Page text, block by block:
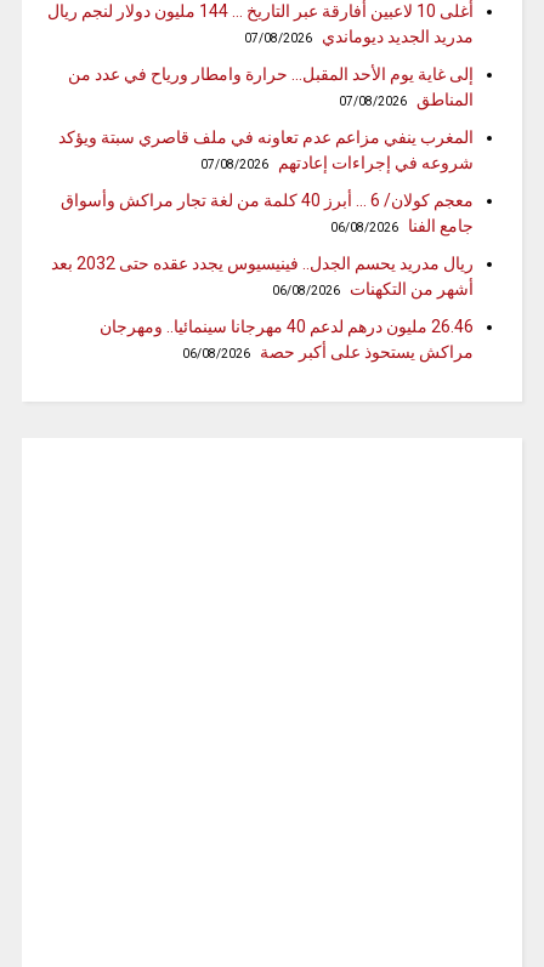
أغلى 10 لاعبين أفارقة عبر التاريخ … 144 مليون دولار لنجم ريال
مدريد الجديد ديوماندي
07/08/2026
إلى غاية يوم الأحد المقبل… حرارة وامطار ورياح في عدد من
المناطق
07/08/2026
المغرب ينفي مزاعم عدم تعاونه في ملف قاصري سبتة ويؤكد
شروعه في إجراءات إعادتهم
07/08/2026
معجم كولان/ 6 … أبرز 40 كلمة من لغة تجار مراكش وأسواق
جامع الفنا
06/08/2026
ريال مدريد يحسم الجدل.. فينيسيوس يجدد عقده حتى 2032 بعد
أشهر من التكهنات
06/08/2026
26.46 مليون درهم لدعم 40 مهرجانا سينمائيا.. ومهرجان
مراكش يستحوذ على أكبر حصة
06/08/2026